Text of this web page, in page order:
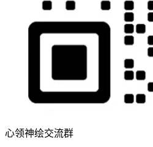
心领神绘交流群